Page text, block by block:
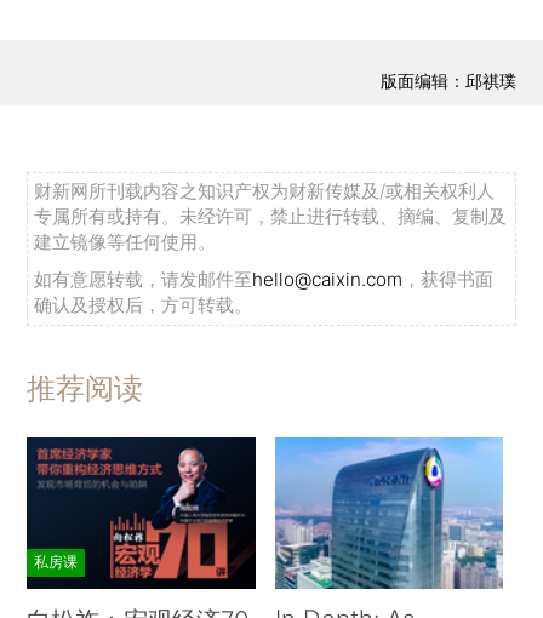
版面编辑：邱祺璞
财新网所刊载内容之知识产权为财新传媒及/或相关权利人
专属所有或持有。未经许可，禁止进行转载、摘编、复制及
建立镜像等任何使用。
如有意愿转载，请发邮件至hello@caixin.com ，获得书面
确认及授权后，方可转载。
推荐阅读
私房课